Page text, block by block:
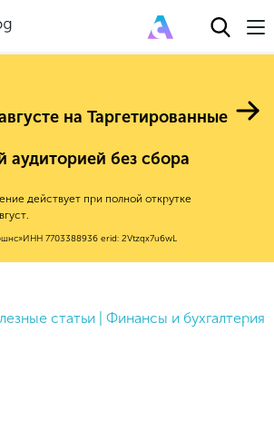
Эксплейнеры
продуктов Calltouch
российского
на Таргетированные
аудиторией без сбора
действует при полной открутке
ИНН 7703388936 erid: 2Vtzqx7u6wL
статьи Финансы и бухгалтерия